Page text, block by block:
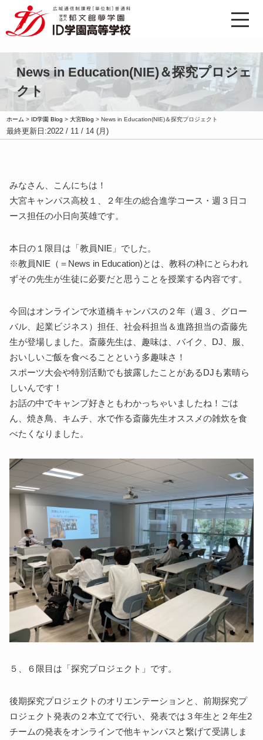
News in Education(NIE)＆探究プロジェ
クト
ホーム > ID学園 Blog >大宮Blog >News in Education(NIE)＆探究プロジェクト
最終更新日:2022 / 11 / 14 (月)
みなさん、こんにちは！
大宮キャンパス高校１、２年生の総合進学コース・週３日コ
ース担任の小日向英雄です。
本日の１限目は「教員NIE」でした。
※教員NIE（＝News in Education)とは、教科の枠にとらわれ
ずその先生が生徒に必要だと思うことを授業する内容です。
今回はオンラインで水道橋キャンパスの２年（週３、グロー
バル、起業ビジネス）担任、社会科担当＆進路担当の斎藤先
生が登場しました。斎藤先生は、趣味は、バイク、DJ、服、
おいしいご飯を食べることという多趣味さ！
スポーツ大会や特別活動でも披露したことがあるDJも素晴ら
しいんです！
お話の中でキャンプ好きともわかっちゃいましたね！ごは
ん、焼き鳥、キムチ、水で作る斎藤先生オススメの雑炊を食
べたくなりました。
５、６限目は「探究プロジェクト」です。
後期探究プロジェクトのオリエンテーションと、前期探究プ
ロジェクト発表の２本立てで行い、発表では３年生と２年生2
チームの発表をオンラインで他キャンパスと繋げて受講しま